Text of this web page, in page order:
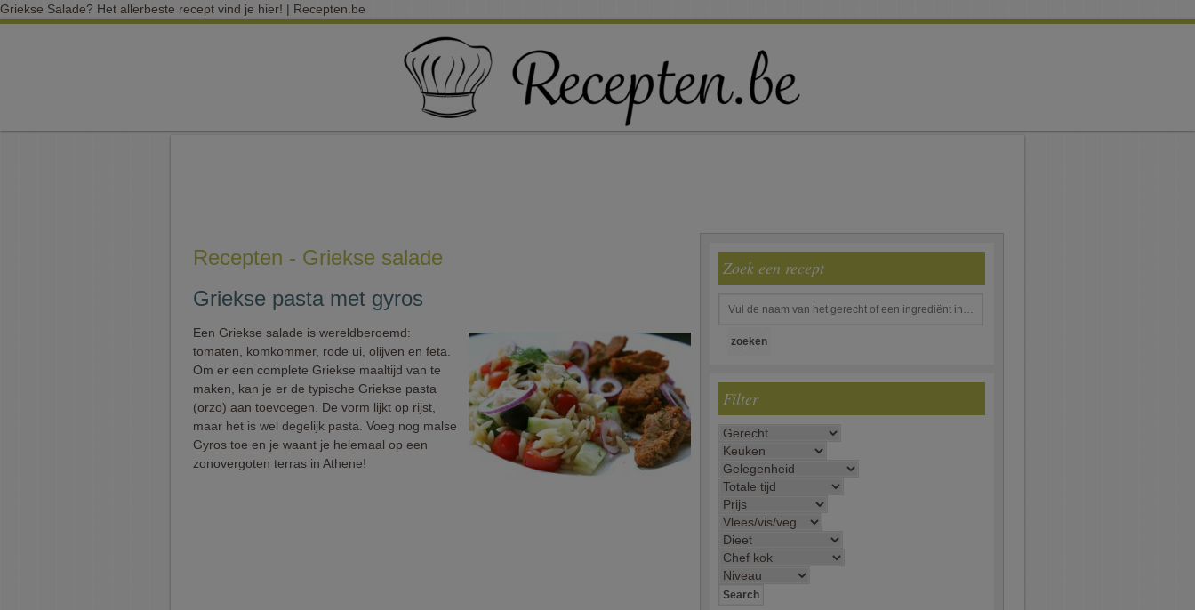
Griekse Salade? Het allerbeste recept vind je hier! | Recepten.be
Recepten - Griekse salade
Griekse pasta met gyros
Een Griekse salade is wereldberoemd:
tomaten, komkommer, rode ui, olijven en feta.
Om er een complete Griekse maaltijd van te
maken, kan je er de typische Griekse pasta
(orzo) aan toevoegen. De vorm lijkt op rijst,
maar het is wel degelijk pasta. Voeg nog malse
Gyros toe en je waant je helemaal op een
zonovergoten terras in Athene!
Zoek een recept
Filter